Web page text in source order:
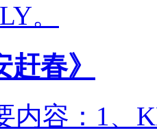
。
赶春》
内容：1、